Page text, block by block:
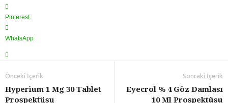
Pinterest
WhatsApp
Önceki İçerik
Hyperium 1 Mg 30 Tablet
Prospektüsu
Sonraki İçerik
Eyecrol % 4 Göz Damlası
10 Ml Prospektüsu